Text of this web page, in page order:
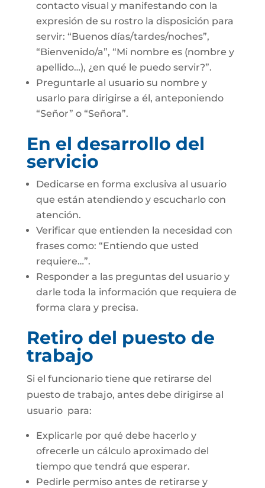
contacto visual y manifestando con la
expresión de su rostro la disposición para
servir: “Buenos días/tardes/noches”,
“Bienvenido/a”, “Mi nombre es (nombre y
apellido…), ¿en qué le puedo servir?”.
Preguntarle al usuario su nombre y
usarlo para dirigirse a él, anteponiendo
“Señor” o “Señora”.
En el desarrollo del
servicio
Dedicarse en forma exclusiva al usuario
que están atendiendo y escucharlo con
atención.
Verificar que entienden la necesidad con
frases como: “Entiendo que usted
requiere…”.
Responder a las preguntas del usuario y
darle toda la información que requiera de
forma clara y precisa.
Retiro del puesto de
trabajo
Si el funcionario tiene que retirarse del
puesto de trabajo, antes debe dirigirse al
usuario para:
Explicarle por qué debe hacerlo y
ofrecerle un cálculo aproximado del
tiempo que tendrá que esperar.
Pedirle permiso antes de retirarse y